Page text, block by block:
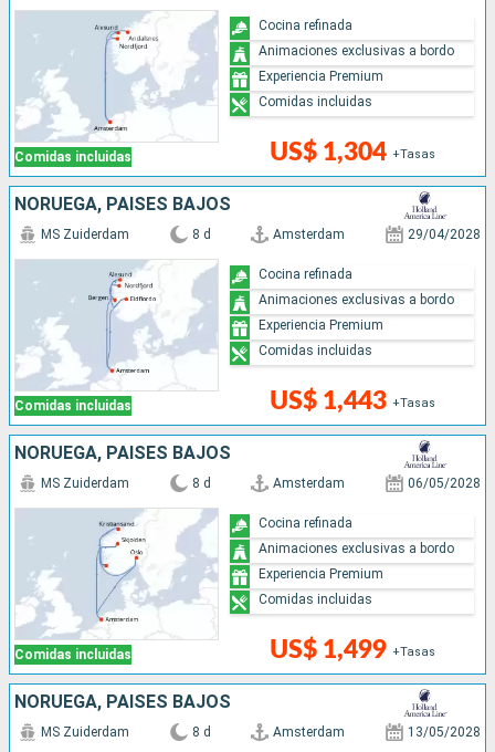
Comidas incluidas US$ 1,304 +Tasas
Cocina refinada
Animaciones exclusivas a bordo
Experiencia Premium
Comidas incluidas
NORUEGA, PAISES BAJOS
Comidas incluidas
MS Zuiderdam 8 d Amsterdam 29/04/2028
US$ 1,443 +Tasas
Cocina refinada
Animaciones exclusivas a bordo
Experiencia Premium
Comidas incluidas
NORUEGA, PAISES BAJOS
Comidas incluidas
MS Zuiderdam 8 d Amsterdam 06/05/2028
US$ 1,499 +Tasas
Cocina refinada
Animaciones exclusivas a bordo
Experiencia Premium
Comidas incluidas
NORUEGA, PAISES BAJOS
MS Zuiderdam 8 d Amsterdam 13/05/2028